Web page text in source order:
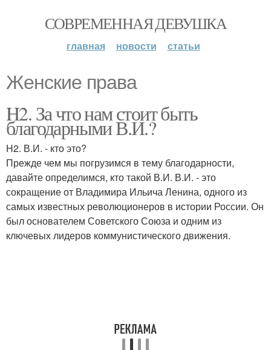
СОВРЕМЕННАЯ ДЕВУШКА
главная новости статьи
Женские права
H2. За что нам стоит быть
благодарными В.И.?
H2. В.И. - кто это?
Прежде чем мы погрузимся в тему благодарности,
давайте определимся, кто такой В.И. В.И. - это
сокращение от Владимира Ильича Ленина, одного из
самых известных революционеров в истории России. Он
был основателем Советского Союза и одним из
ключевых лидеров коммунистического движения.